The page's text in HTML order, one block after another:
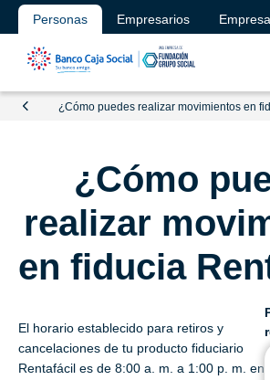
Personas Empresarios
¿Cómo puedes realizar movimientos en
¿Cómo
realizar
en fiducia
El horario establecido para retiros y
cancelaciones de tu producto fiduciario
Rentafácil es de 8:00 a. m. a 1:00 p. m. en